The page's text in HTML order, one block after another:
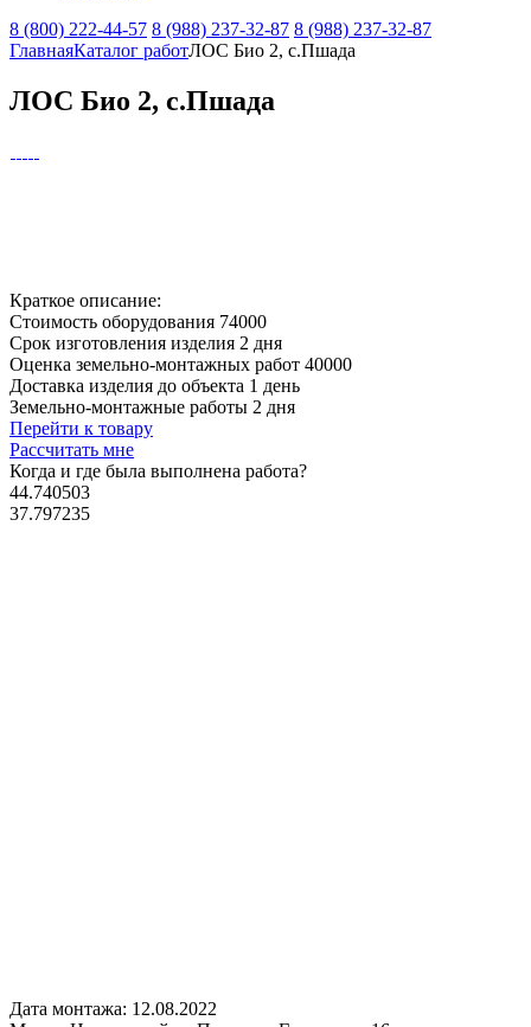
8 (800) 222-44-57 8 (988) 237-32-87 8 (988) 237-32-87
ГлавнаяКаталог работЛОС Био 2, с.Пшада
ЛОС Био 2, с.Пшада
Краткое описание:
Стоимость оборудования 74000
Срок изготовления изделия 2 дня
Оценка земельно-монтажных работ 40000
Доставка изделия до объекта 1 день
Земельно-монтажные работы 2 дня
Перейти к товару
Рассчитать мне
Когда и где была выполнена работа?
44.740503
37.797235
Дата монтажа: 12.08.2022